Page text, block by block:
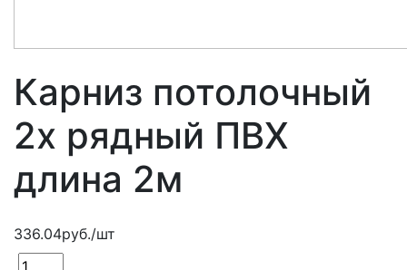
Карниз потолочный
2х рядный ПВХ
длина 2м
336.04руб./шт